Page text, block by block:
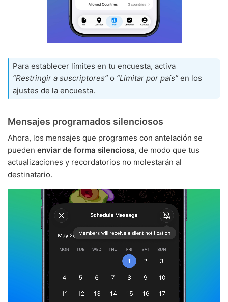
Para establecer límites en tu encuesta, activa
“Restringir a suscriptores” o “Limitar por país” en los
ajustes de la encuesta.
Mensajes programados silenciosos
Ahora, los mensajes que programes con antelación se
pueden enviar de forma silenciosa, de modo que tus
actualizaciones y recordatorios no molestarán al
destinatario.